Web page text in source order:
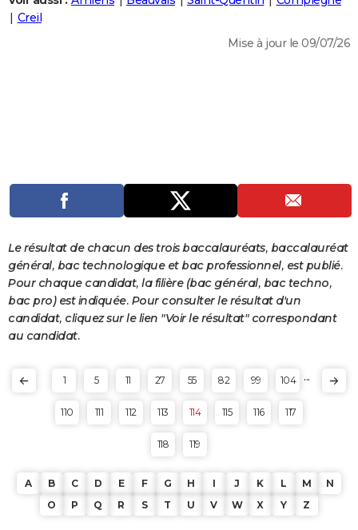
Destinations
City break
Voyage nature
Voyage de noces
Forum
Climat
+PHOTO
PROGRAMME TV
S'inscrire
Se connecter
Lycées
Collèges
Primaires
Universités
Entreprises
Service militaire
Avis de recherche
AVIS DE DÉCÈS
FORUM
Bricolage
Lifestyle
Culture
Sport
Auto
Television
Voyage
Cinema
Creil
Mise à jour le 09/07/26
Le résultat de chacun des trois baccalauréats, baccalauréat
général, bac technologique et bac professionnel, est publié.
Pour chaque candidat, la filière (bac général, bac techno,
bac pro) est indiquée. Pour consulter le résultat d'un
candidat, cliquez sur le lien "Voir le résultat" correspondant
au candidat.
1 5 11 27 55 82 99 104 ...
110 111 112 113 114 115 116 117
118 119
A B C D E F G H I J K L M
N
O
P Q R S T U V W X Y Z